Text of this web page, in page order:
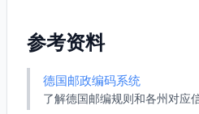
参考资料
德国邮政编码系统
了解德国邮编规则和各州对应信